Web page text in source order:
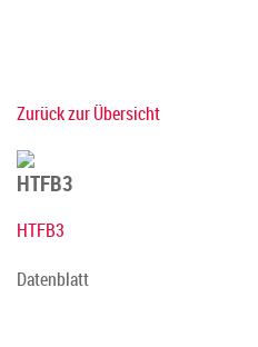
Zurück zur Übersicht
HTFB3
HTFB3
Datenblatt